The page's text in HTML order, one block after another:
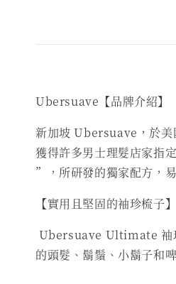
Ubersuave【品牌介紹】
新加坡 Ubersuave，於美
獲得許多男士理髮店家指
”，所研發的獨家配方，
【實用且堅固的袖珍梳子】
Ubersuave Ultimate 袖
的頭髮、鬍鬚、小鬍子和